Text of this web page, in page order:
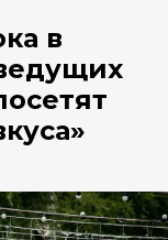
в